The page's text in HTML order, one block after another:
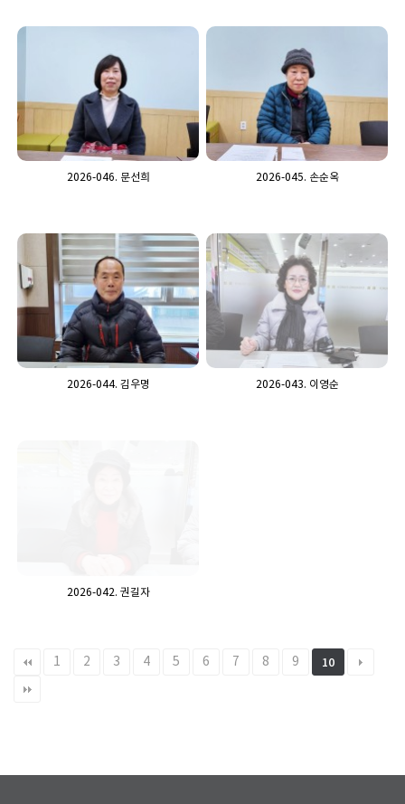
2026-046. 문선희 2026-045. 손순옥
2026-044. 김우명 2026-043. 이영순
2026-042. 권길자
1 2 3 4 5 6 7 8 9 10